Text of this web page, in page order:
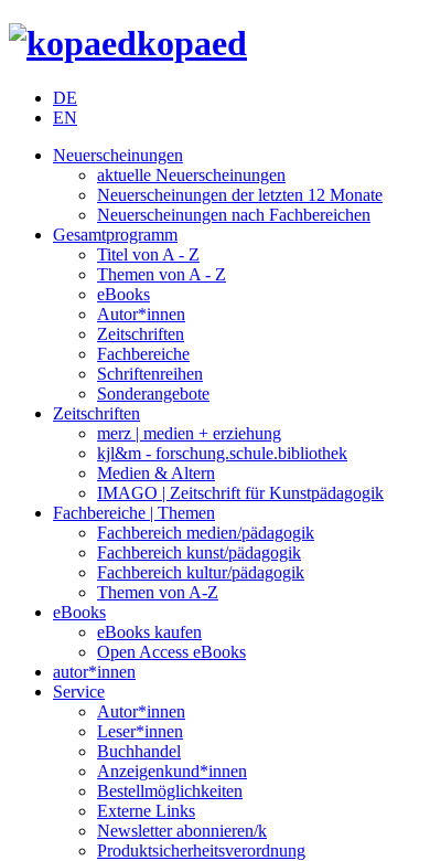
kopaed
DE
EN
Neuerscheinungen
aktuelle Neuerscheinungen
Neuerscheinungen der letzten 12 Monate
Neuerscheinungen nach Fachbereichen
Gesamtprogramm
Titel von A - Z
Themen von A - Z
eBooks
Autor*innen
Zeitschriften
Fachbereiche
Schriftenreihen
Sonderangebote
Zeitschriften
merz | medien + erziehung
kjl&m - forschung.schule.bibliothek
Medien & Altern
IMAGO | Zeitschrift für Kunstpädagogik
Fachbereiche | Themen
Fachbereich medien/pädagogik
Fachbereich kunst/pädagogik
Fachbereich kultur/pädagogik
Themen von A-Z
eBooks
eBooks kaufen
Open Access eBooks
autor*innen
Service
Autor*innen
Leser*innen
Buchhandel
Anzeigenkund*innen
Bestellmöglichkeiten
Externe Links
Newsletter abonnieren/k
Produktsicherheitsverordnung